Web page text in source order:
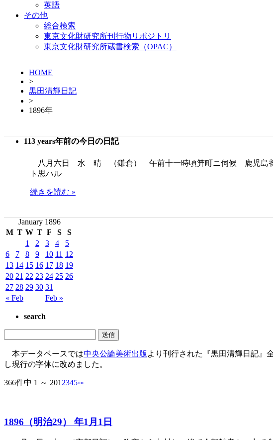
英語
その他
総合検索
東京文化財研究所刊行物リポジトリ
東京文化財研究所蔵書検索（OPAC）
HOME
>
黒田清輝日記
>
1896年
113 years年前の今日の日記
八月六日 水 晴 （鎌倉） 午前十一時頃笄町ニ伺候 鹿児島養子
ト思ハル
続きを読む »
January 1896
M T W T F S S
« Feb Feb »
1 2 3 4
5
6
7 8 9 10 11 12
13 14 15 16 17 18 19
20 21 22 23 24 25 26
27 28 29 30 31
search
本データベースでは中央公論美術出版 より刊行された『黒田清輝日記』
し現行の字体に改めました。
366件中 1 ～ 201 2345›»
1896（明治29） 年1月1日